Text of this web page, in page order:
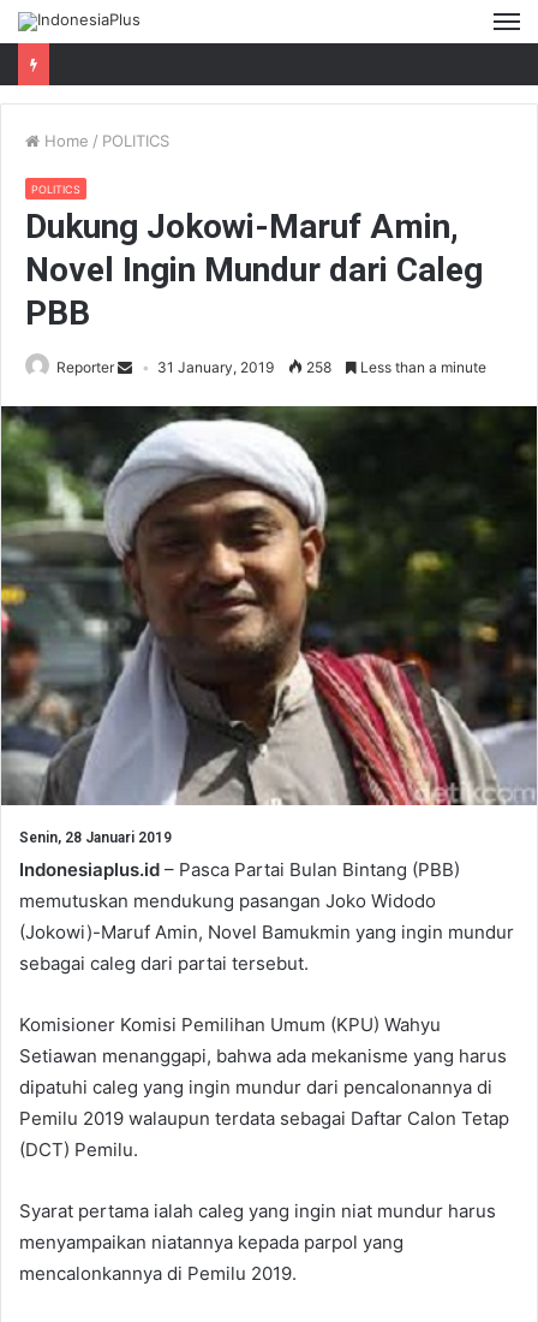
Home / POLITICS
POLITICS
Dukung Jokowi-Maruf Amin,
Novel Ingin Mundur dari Caleg
PBB
Reporter 31 January, 2019 258 Less than a minute
Senin, 28 Januari 2019
Indonesiaplus.id – Pasca Partai Bulan Bintang (PBB)
memutuskan mendukung pasangan Joko Widodo
(Jokowi)-Maruf Amin, Novel Bamukmin yang ingin mundur
sebagai caleg dari partai tersebut.
Komisioner Komisi Pemilihan Umum (KPU) Wahyu
Setiawan menanggapi, bahwa ada mekanisme yang harus
dipatuhi caleg yang ingin mundur dari pencalonannya di
Pemilu 2019 walaupun terdata sebagai Daftar Calon Tetap
(DCT) Pemilu.
Syarat pertama ialah caleg yang ingin niat mundur harus
menyampaikan niatannya kepada parpol yang
mencalonkannya di Pemilu 2019.